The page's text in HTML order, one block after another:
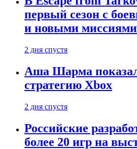
первый сезон с
и новыми миссиями
2 дня спустя
Аша Шарма
стратегию Xbox
2 дня спустя
Российские
более 20 игр на